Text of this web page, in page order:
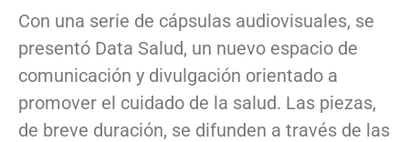
Con una serie de cápsulas audiovisuales, se
presentó Data Salud, un nuevo espacio de
comunicación y divulgación orientado a
promover el cuidado de la salud. Las piezas,
de breve duración, se difunden a través de las